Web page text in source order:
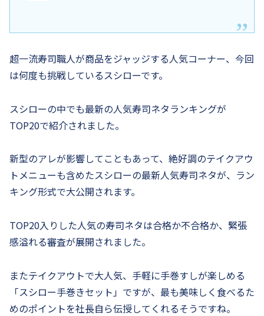
超一流寿司職人が商品をジャッジする人気コーナー、今回
は何度も挑戦しているスシローです。
スシローの中でも最新の人気寿司ネタランキングが
TOP20で紹介されました。
新型のアレが影響してこともあって、絶好調のテイクアウ
トメニューも含めたスシローの最新人気寿司ネタが、ラン
キング形式で大公開されます。
TOP20入りした人気の寿司ネタは合格か不合格か、緊張
感溢れる審査が展開されました。
またテイクアウトで大人気、手軽に手巻すしが楽しめる
「スシロー手巻きセット」ですが、最も美味しく食べるた
めのポイントを社長自ら伝授してくれるそうですね。